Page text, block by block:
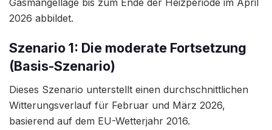
2026 abbildet.
Szenario 1: Die moderate Fortsetzung
(Basis-Szenario)
Dieses Szenario unterstellt einen durchschnittlichen
Witterungsverlauf für Februar und März 2026,
basierend auf dem EU-Wetterjahr 2016.